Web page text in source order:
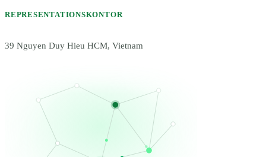
REPRESENTATIONSKONTOR
39 Nguyen Duy Hieu HCM, Vietnam